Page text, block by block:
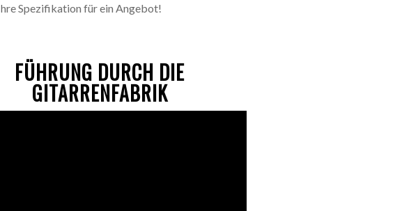
Spezifikation für ein Angebot!
FÜHRUNG DURCH DIE
GITARRENFABRIK